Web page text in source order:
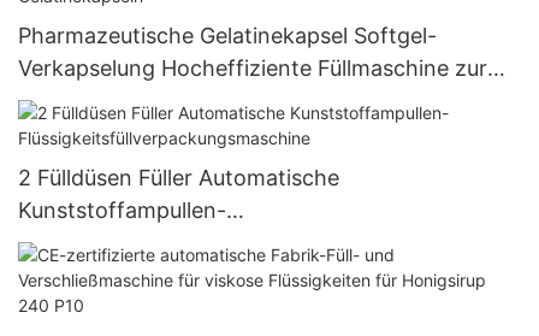
Pharmazeutische Gelatinekapsel Softgel-
Verkapselung Hocheffiziente Füllmaschine zur
Herstellung von Softgel-Gelatinekapseln
2 Fülldüsen Füller Automatische
Kunststoffampullen-
Flüssigkeitsfüllverpackungsmaschine